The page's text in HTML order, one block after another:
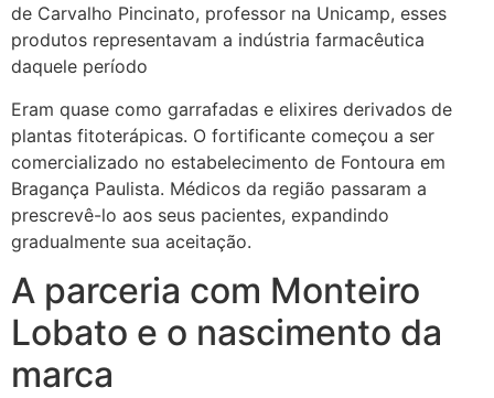
de Carvalho Pincinato, professor na Unicamp, esses
produtos representavam a indústria farmacêutica
daquele período
Eram quase como garrafadas e elixires derivados de
plantas fitoterápicas. O fortificante começou a ser
comercializado no estabelecimento de Fontoura em
Bragança Paulista. Médicos da região passaram a
prescrevê-lo aos seus pacientes, expandindo
gradualmente sua aceitação.
A parceria com Monteiro
Lobato e o nascimento da
marca